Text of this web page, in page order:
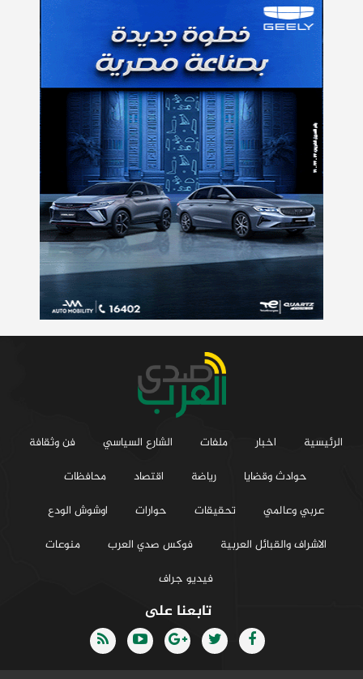
الرئيسية اخبار ملفات الشارع السياسي
فن وثقافة
حوادث وقضايا
رياضة اقتصاد
محافظات
عربي وعالمي
تحقيقات حوارات
اوشوش الودع
الاشراف والقبائل العربية
فوكس صدي العرب
منوعات
فيديو جراف
تابعنا على